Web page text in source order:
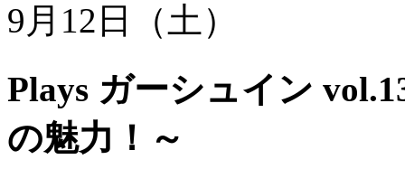
9月12日（土）
Plays ガーシュイン
の魅力！～